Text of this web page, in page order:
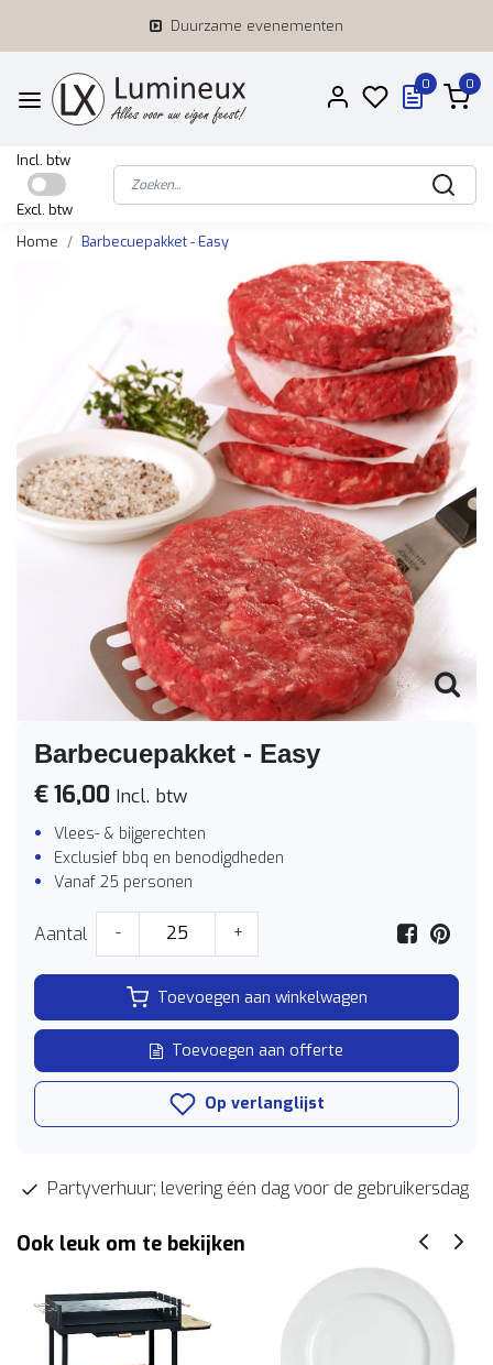
Duurzame evenementen
0 0
Incl. btw
Excl. btw
Home
Barbecuepakket - Easy
Barbecuepakket - Easy
€ 16,00 Incl. btw
Vlees- & bijgerechten
Exclusief bbq en benodigdheden
Vanaf 25 personen
Aantal - +
Toevoegen aan winkelwagen
Toevoegen aan offerte
Op verlanglijst
Partyverhuur; levering één dag voor de gebruikersdag
Ook leuk om te bekijken